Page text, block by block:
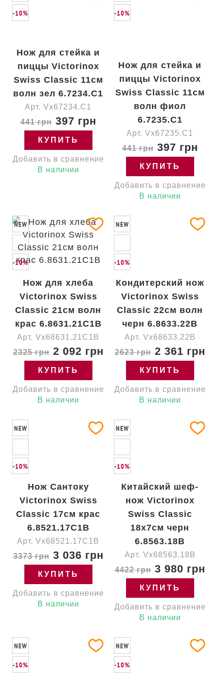
-10%
Нож для стейка и
пиццы Victorinox
Swiss Classic 11см
волн зел 6.7234.C1
Арт. Vx67234.C1
441 грн397 грн
КУПИТЬ
Добавить в сравнение
В наличии
-10%
Нож для стейка и
пиццы Victorinox
Swiss Classic 11см
волн фиол
6.7235.C1
Арт. Vx67235.C1
441 грн397 грн
КУПИТЬ
Добавить в сравнение
В наличии
NEW
-10%
Нож для хлеба
Victorinox Swiss
Classic 21см волн
крас 6.8631.21C1B
Арт. Vx68631.21C1B
2325 грн2 092 грн
КУПИТЬ
Добавить в сравнение
В наличии
NEW
-10%
Кондитерский нож
Victorinox Swiss
Classic 22см волн
черн 6.8633.22B
Арт. Vx68633.22B
2623 грн2 361 грн
КУПИТЬ
Добавить в сравнение
В наличии
NEW
-10%
Нож Сантоку
Victorinox Swiss
Classic 17см крас
6.8521.17C1B
Арт. Vx68521.17C1B
3373 грн3 036 грн
КУПИТЬ
Добавить в сравнение
В наличии
NEW
-10%
Китайский шеф-
нож Victorinox
Swiss Classic
18x7см черн
6.8563.18B
Арт. Vx68563.18B
4422 грн3 980 грн
КУПИТЬ
Добавить в сравнение
В наличии
NEW
-10%
NEW
-10%